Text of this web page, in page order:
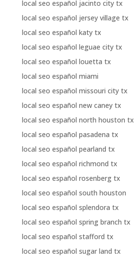
local seo español jacinto city tx
local seo español jersey village tx
local seo español katy tx
local seo español leguae city tx
local seo español louetta tx
local seo español miami
local seo español missouri city tx
local seo español new caney tx
local seo español north houston tx
local seo español pasadena tx
local seo español pearland tx
local seo español richmond tx
local seo español rosenberg tx
local seo español south houston
local seo español splendora tx
local seo español spring branch tx
local seo español stafford tx
local seo español sugar land tx